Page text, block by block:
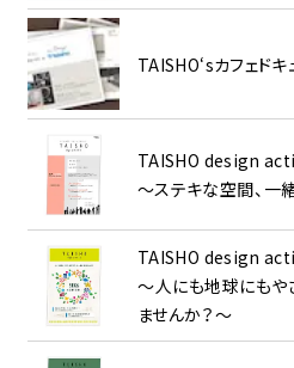
TAISHO‘sカフェド
TAISHO design
～ステキな空間、一
TAISHO design
～人にも地球にもや
ませんか？～